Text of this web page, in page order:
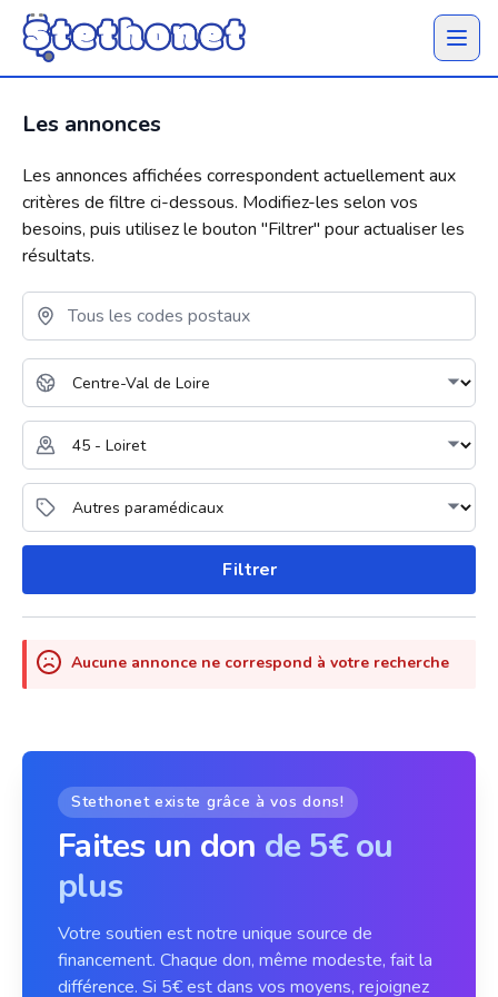
Ouvrir
Les annonces
Les annonces affichées correspondent actuellement aux
critères de filtre ci-dessous. Modifiez-les selon vos
besoins, puis utilisez le bouton "Filtrer" pour actualiser les
résultats.
Filtrer
Aucune annonce ne correspond à votre recherche
Stethonet existe grâce à vos dons!
Faites un don de 5€ ou
plus
Votre soutien est notre unique source de
financement. Chaque don, même modeste, fait la
différence. Si 5€ est dans vos moyens, rejoignez